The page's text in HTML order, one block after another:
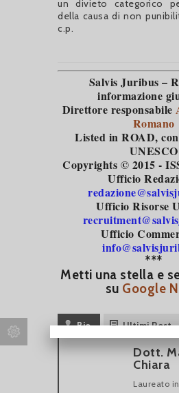
un divieto categorico
della causa di non
c.p.
Salvis Juribus –
informazione
Direttore responsabile
Romano
Listed in ROAD,
UNESCO
Copyrights © 2015 -
Ufficio
Ufficio Risorse
Ufficio
***
Metti una stella e
su Google
Bio Ultimi Post
Dott.
Chiara
Laureato in